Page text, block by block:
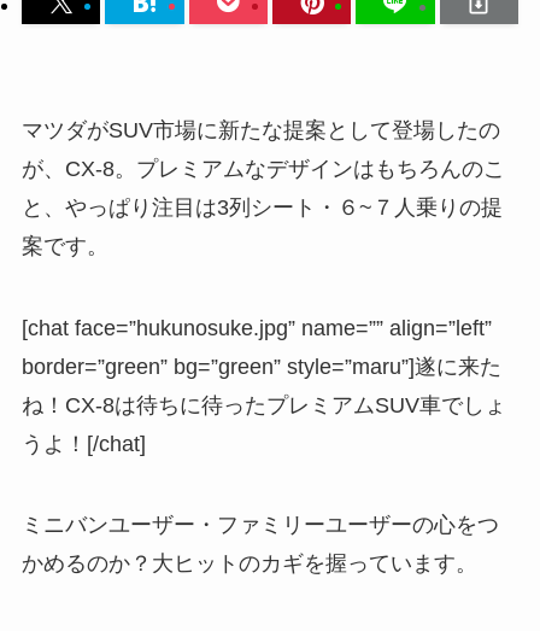
マツダがSUV市場に新たな提案として登場したの
が、CX-8。プレミアムなデザインはもちろんのこ
と、やっぱり注目は3列シート・６~７人乗りの提
案です。
[chat face=”hukunosuke.jpg” name=”” align=”left”
border=”green” bg=”green” style=”maru”]遂に来た
ね！CX-8は待ちに待ったプレミアムSUV車でしょ
うよ！[/chat]
ミニバンユーザー・ファミリーユーザーの心をつ
かめるのか？大ヒットのカギを握っています。